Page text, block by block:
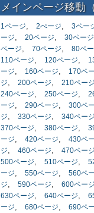
メインページ移動
1ページ, 2ぺージ, 3ペー
ージ, 20ページ, 30ページ
ページ, 70ページ, 80ペ
110ページ, 120ページ,
ージ, 160ページ, 170ペ
ジ, 200ページ, 210ページ
240ページ, 250ページ,
ージ, 290ページ, 300ペ
ジ, 330ページ, 340ページ
370ページ, 380ページ,
ージ, 420ページ, 430ペ
ジ, 460ページ, 470ページ
500ページ, 510ページ,
ージ, 550ページ, 560ペ
ジ, 590ページ, 600ページ
630ページ, 640ページ,
ージ, 680ページ, 690ペ